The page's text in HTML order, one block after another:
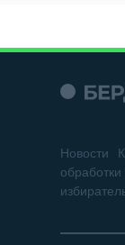
Новости